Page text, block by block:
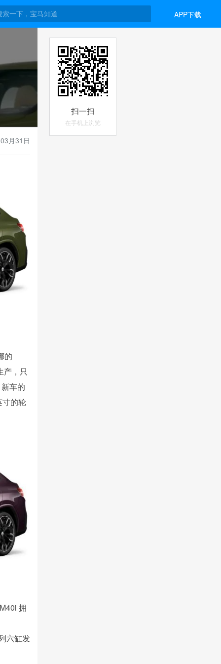
APP下载
月31日
的
产，只
车的
的轮
拥
六缸发
扫一扫
在手机上浏览